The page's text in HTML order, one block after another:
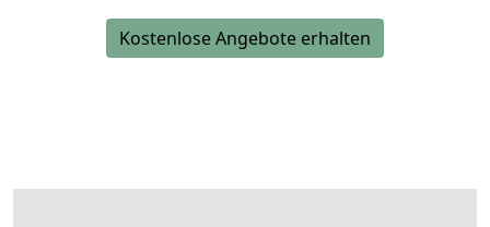
Kostenlose Angebote erhalten